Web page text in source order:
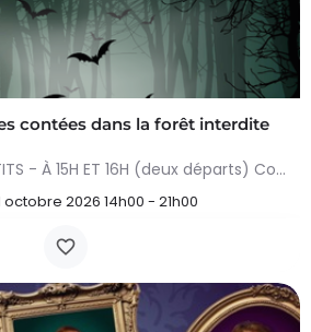
contées dans la forêt interdite
BALADE POUR LES PETITS - À 15H ET 16H (deux départs) Conteuse : Raphaëlle Bouillon Venez fêter Halloween de…
octobre 2026 14h00 - 21h00